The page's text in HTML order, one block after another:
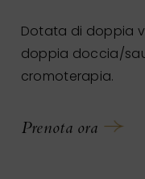
Dotata di doppia
doppia doccia/
cromoterapia.
Prenota ora